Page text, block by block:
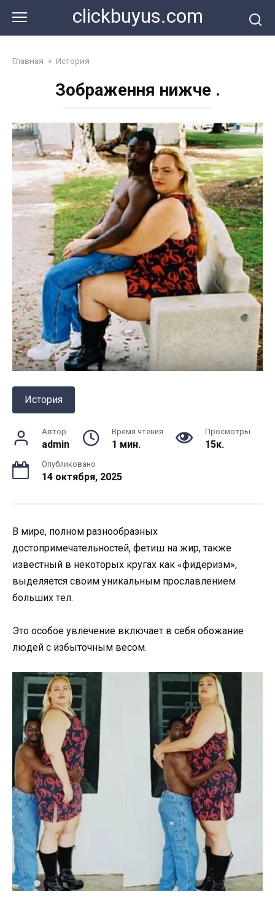
контенту
clickbuyus.com
Главная » История
Зображення нижче .
История
Автор
admin
Время чтения
1 мин.
Просмотры
15к.
Опубликовано
14 октября, 2025
В мире, полном разнообразных
достопримечательностей, фетиш на жир, также
известный в некоторых кругах как «фидеризм»,
выделяется своим уникальным прославлением
больших тeл.
Это особое увлечение включает в себя обожание
людей с избыточным весом.